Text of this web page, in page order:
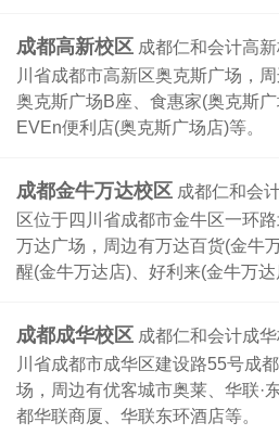
成都高新校区 成都仁和会计高
川省成都市高新区奥克斯广场，
奥克斯广场B座、食惠家(奥克斯
EVEn便利店(奥克斯广场店)等。
成都金牛万达校区 成都仁和会
区位于四川省成都市金牛区一环
万达广场，周边有万达百货(金牛
醒(金牛万达店)、好利来(金牛万达
成都成华校区 成都仁和会计成
川省成都市成华区建设路55号成
场，周边有优客城市奥莱、华联·
都华联商厦、华联东环酒店等。